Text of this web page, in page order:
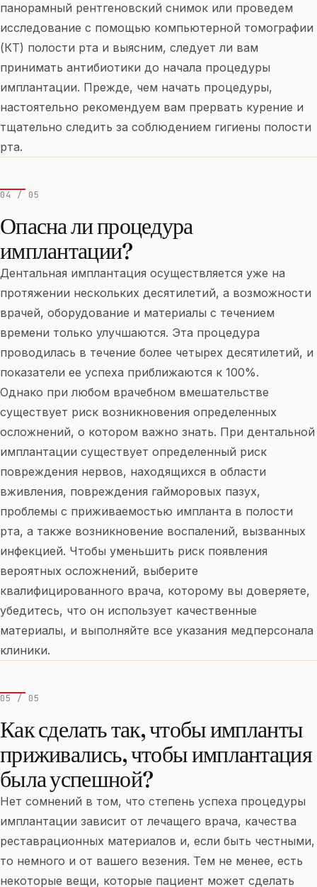
панорамный рентгеновский снимок или проведем
исследование с помощью компьютерной томографии
(КТ) полости рта и выясним, следует ли вам
принимать антибиотики до начала процедуры
имплантации. Прежде, чем начать процедуры,
настоятельно рекомендуем вам прервать курение и
тщательно следить за соблюдением гигиены полости
рта.
04 / 05
Опасна ли процедура
имплантации?
Дентальная имплантация осуществляется уже на
протяжении нескольких десятилетий, а возможности
врачей, оборудование и материалы с течением
времени только улучшаются. Эта процедура
проводилась в течение более четырех десятилетий, и
показатели ее успеха приближаются к 100%.
Однако при любом врачебном вмешательстве
существует риск возникновения определенных
осложнений, о котором важно знать. При дентальной
имплантации существует определенный риск
повреждения нервов, находящихся в области
вживления, повреждения гайморовых пазух,
проблемы с приживаемостью импланта в полости
рта, а также возникновение воспалений, вызванных
инфекцией. Чтобы уменьшить риск появления
вероятных осложнений, выберите
квалифицированного врача, которому вы доверяете,
убедитесь, что он использует качественные
материалы, и выполняйте все указания медперсонала
клиники.
05 / 05
Как сделать так, чтобы импланты
приживались, чтобы имплантация
была успешной?
Нет сомнений в том, что степень успеха процедуры
имплантации зависит от лечащего врача, качества
реставрационных материалов и, если быть честными,
то немного и от вашего везения. Тем не менее, есть
некоторые вещи, которые пациент может сделать